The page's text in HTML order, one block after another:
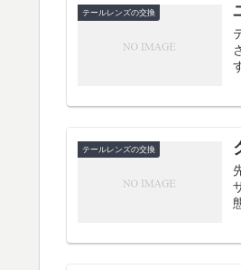
テールレンズの交換
テールレンズの交換